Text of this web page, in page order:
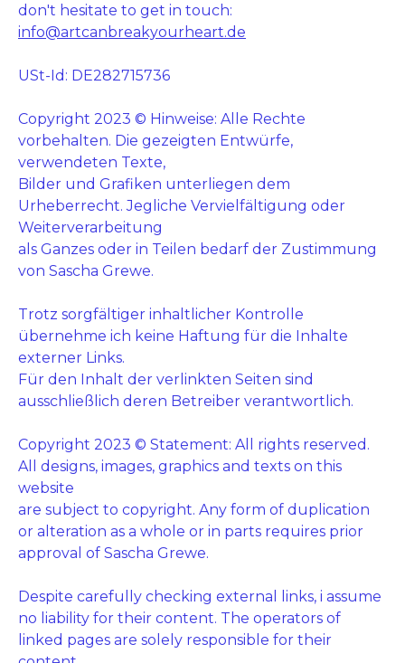
don't hesitate to get in touch:
info@artcanbreakyourheart.de
USt-Id: DE282715736
Copyright 2023 © Hinweise: Alle Rechte
vorbehalten. Die gezeigten Entwürfe,
verwendeten Texte,
Bilder und Grafiken unterliegen dem
Urheberrecht. Jegliche Vervielfältigung oder
Weiterverarbeitung
als Ganzes oder in Teilen bedarf der Zustimmung
von Sascha Grewe.
Trotz sorgfältiger inhaltlicher Kontrolle
übernehme ich keine Haftung für die Inhalte
externer Links.
Für den Inhalt der verlinkten Seiten sind
ausschließlich deren Betreiber verantwortlich.
Copyright 2023 © Statement: All rights reserved.
All designs, images, graphics and texts on this
website
are subject to copyright. Any form of duplication
or alteration as a whole or in parts requires prior
approval of Sascha Grewe.
Despite carefully checking external links, i assume
no liability for their content. The operators of
linked pages are solely responsible for their